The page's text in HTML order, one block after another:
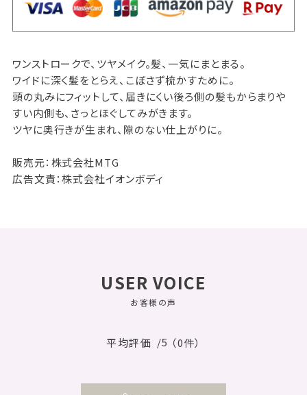
ワンストロークで、ツヤメイク。髪、一気にまとまる。
ワイドに深く髪をとらえ、こぼさず梳かすために。
頭の丸みにフィットして、届きにくい後ろ側の髪もからまりや
すい内側も、さっとほぐしてみがきます。
ツヤに奥行きが生まれ、隙のない仕上がりに。
販売元：株式会社MTG
広告文責：株式会社イオンボディ
USER VOICE
お客様の声
平均評価 /5 （0件）